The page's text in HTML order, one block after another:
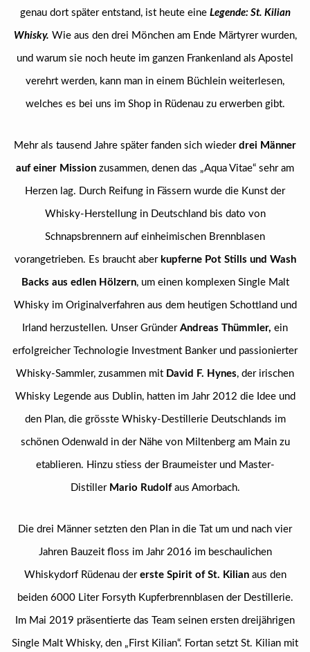
genau dort später entstand, ist heute eine Legende: St. Kilian
Whisky. Wie aus den drei Mönchen am Ende Märtyrer wurden,
und warum sie noch heute im ganzen Frankenland als Apostel
verehrt werden, kann man in einem Büchlein weiterlesen,
welches es bei uns im Shop in Rüdenau zu erwerben gibt.
Mehr als tausend Jahre später fanden sich wieder drei Männer
auf einer Mission zusammen, denen das „Aqua Vitae“ sehr am
Herzen lag. Durch Reifung in Fässern wurde die Kunst der
Whisky-Herstellung in Deutschland bis dato von
Schnapsbrennern auf einheimischen Brennblasen
vorangetrieben. Es braucht aber kupferne Pot Stills und Wash
Backs aus edlen Hölzern, um einen komplexen Single Malt
Whisky im Originalverfahren aus dem heutigen Schottland und
Irland herzustellen. Unser Gründer Andreas Thümmler, ein
erfolgreicher Technologie Investment Banker und passionierter
Whisky-Sammler, zusammen mit David F. Hynes, der irischen
Whisky Legende aus Dublin, hatten im Jahr 2012 die Idee und
den Plan, die grösste Whisky-Destillerie Deutschlands im
schönen Odenwald in der Nähe von Miltenberg am Main zu
etablieren. Hinzu stiess der Braumeister und Master-
Distiller Mario Rudolfaus Amorbach.
Die drei Männer setzten den Plan in die Tat um und nach vier
Jahren Bauzeit floss im Jahr 2016 im beschaulichen
Whiskydorf Rüdenau der erste Spirit of St. Kilianaus den
beiden 6000 Liter Forsyth Kupferbrennblasen der Destillerie.
Im Mai 2019 präsentierte das Team seinen ersten dreijährigen
Single Malt Whisky, den „First Kilian“. Fortan setzt St. Kilian mit